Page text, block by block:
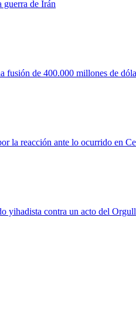
guerra de Irán
fusión de 400.000 millones de
la reacción ante lo ocurrido en
yihadista contra un acto del